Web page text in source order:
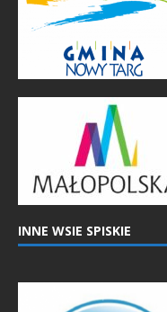
INNE WSIE SPISKIE